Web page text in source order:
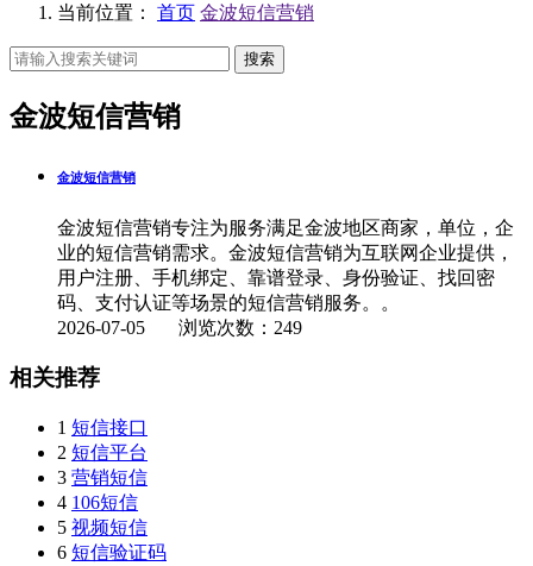
当前位置： 首页 金波短信营销
搜索
金波短信营销
金波短信营销
金波短信营销专注为服务满足金波地区商家，单位，企
业的短信营销需求。金波短信营销为互联网企业提供，
用户注册、手机绑定、靠谱登录、身份验证、找回密
码、支付认证等场景的短信营销服务。。
2026-07-05 浏览次数：249
相关推荐
1 短信接口
2 短信平台
3 营销短信
4 106短信
5 视频短信
6 短信验证码